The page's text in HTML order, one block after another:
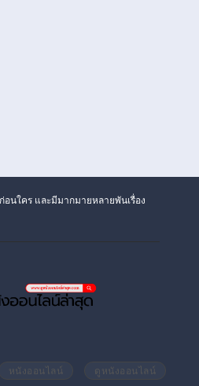
นใคร และมีมากมายหลายพันเรื่อง
หนังออนไลน์ ดูหนังออนไลน์